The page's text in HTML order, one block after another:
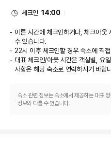
체크인 14:00
이른 시간에 체크인하거나, 체크아웃
수 있습니다.
22시 이후 체크인할 경우 숙소에 직
대표 체크인/아웃 시간은 객실별, 요
사항은 해당 숙소로 연락하시기 바랍
숙소 관련 정보는 숙소에서 제공하는 대표
정보와 다를 수 있습니다.